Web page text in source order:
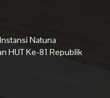
Natuna
HUT Ke-81 Republik